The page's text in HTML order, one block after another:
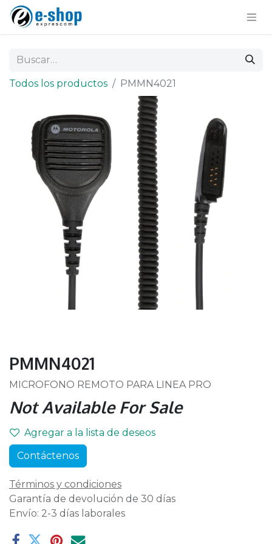
Todos los productos PMMN4021
PMMN4021
MICROFONO REMOTO PARA LINEA PRO
Not Available For Sale
Agregar a la lista de deseos
Contáctenos
Términos y condiciones
Garantía de devolución de 30 días
Envío: 2-3 días laborales